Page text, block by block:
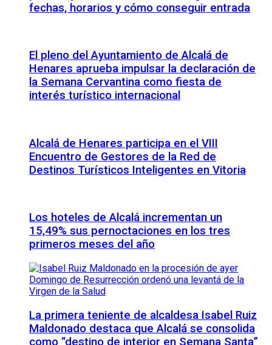
fechas, horarios y cómo conseguir entrada
El pleno del Ayuntamiento de Alcalá de
Henares aprueba impulsar la declaración de
la Semana Cervantina como fiesta de
interés turístico internacional
Alcalá de Henares participa en el VIII
Encuentro de Gestores de la Red de
Destinos Turísticos Inteligentes en Vitoria
Los hoteles de Alcalá incrementan un
15,49% sus pernoctaciones en los tres
primeros meses del año
La primera teniente de alcaldesa Isabel Ruiz
Maldonado destaca que Alcalá se consolida
como “destino de interior en Semana Santa”